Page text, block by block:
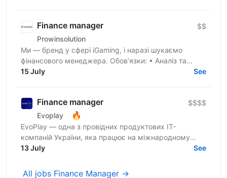
Finance manager
Prowinsolution
$$
Ми — бренд у сфері iGaming, і наразі шукаємо
фінансового менеджера. Обов’язки: • Аналіз та
управління ліквідністю на рахунках у платіжних
15 July See
Finance manager
Evoplay 🔥
$$$$
EvoPlay — одна з провідних продуктових IT-
компаній України, яка працює на міжнародному
ринку та створює комплексні B2B-рішення для
13 July See
All jobs Finance Manager →